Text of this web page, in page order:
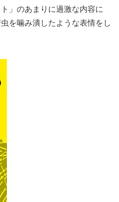
」のあまりに過激な内容に
を噛み潰したような表情をし